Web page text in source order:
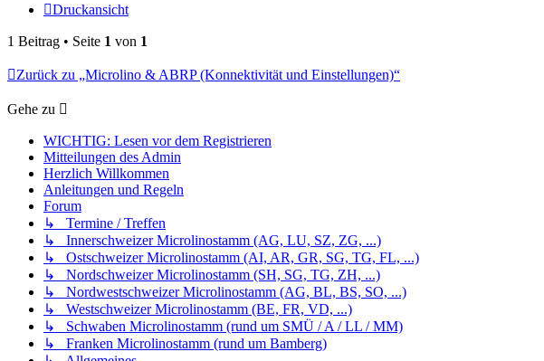
Druckansicht
1 Beitrag • Seite 1 von 1
Zurück zu „Microlino & ABRP (Konnektivität und Einstellungen)“
Gehe zu
WICHTIG: Lesen vor dem Registrieren
Mitteilungen des Admin
Herzlich Willkommen
Anleitungen und Regeln
Forum
↳ Termine / Treffen
↳ Innerschweizer Microlinostamm (AG, LU, SZ, ZG, ...)
↳ Ostschweizer Microlinostamm (AI, AR, GR, SG, TG, FL, ...)
↳ Nordschweizer Microlinostamm (SH, SG, TG, ZH, ...)
↳ Nordwestschweizer Microlinostamm (AG, BL, BS, SO, ...)
↳ Westschweizer Microlinostamm (BE, FR, VD, ...)
↳ Schwaben Microlinostamm (rund um SMÜ / A / LL / MM)
↳ Franken Microlinostamm (rund um Bamberg)